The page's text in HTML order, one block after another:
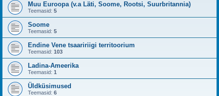
Muu Euroopa (v.a Läti, Soome, Rootsi, Suurbritannia)
Teemasid: 5
Soome
Teemasid: 5
Endine Vene tsaaririigi territoorium
Teemasid: 103
Ladina-Ameerika
Teemasid: 1
Üldküsimused
Teemasid: 6